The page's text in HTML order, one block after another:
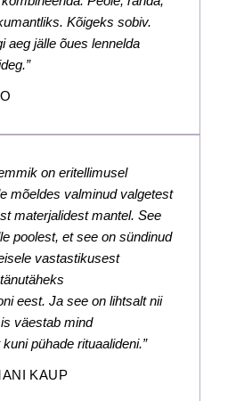
Kõigeks sobiv.
aeg jälle õues lennelda
on eritellimusel
mõeldes valminud valgetest
materjalidest mantel. See
poolest, et see on sündinud
vastastikusest
eest. Ja see on lihtsalt nii
väestab mind
pühade rituaalideni.”
KAUP